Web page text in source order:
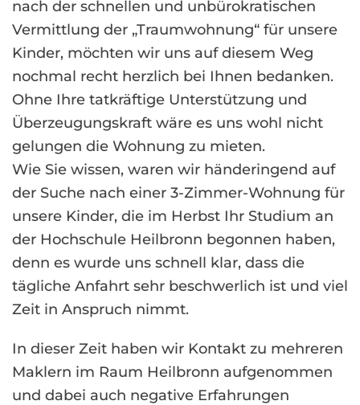
nach der schnellen und unbürokratischen
Vermittlung der „Traumwohnung“ für unsere
Kinder, möchten wir uns auf diesem Weg
nochmal recht herzlich bei Ihnen bedanken.
Ohne Ihre tatkräftige Unterstützung und
Überzeugungskraft wäre es uns wohl nicht
gelungen die Wohnung zu mieten.
Wie Sie wissen, waren wir händeringend auf
der Suche nach einer 3-Zimmer-Wohnung für
unsere Kinder, die im Herbst Ihr Studium an
der Hochschule Heilbronn begonnen haben,
denn es wurde uns schnell klar, dass die
tägliche Anfahrt sehr beschwerlich ist und viel
Zeit in Anspruch nimmt.
In dieser Zeit haben wir Kontakt zu mehreren
Maklern im Raum Heilbronn aufgenommen
und dabei auch negative Erfahrungen